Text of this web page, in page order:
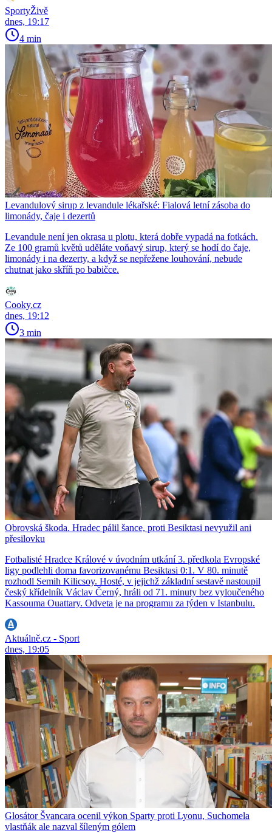
SportyŽivě
dnes, 19:17
4 min
Levandulový sirup z levandule lékařské: Fialová letní zásoba do
limonády, čaje i dezertů
Levandule není jen okrasa u plotu, která dobře vypadá na fotkách.
Ze 100 gramů květů uděláte voňavý sirup, který se hodí do čaje,
limonády i na dezerty, a když se nepřežene louhování, nebude
chutnat jako skříň po babičce.
Cooky.cz
dnes, 19:12
3 min
Obrovská škoda. Hradec pálil šance, proti Besiktasi nevyužil ani
přesilovku
Fotbalisté Hradce Králové v úvodním utkání 3. předkola Evropské
ligy podlehli doma favorizovanému Besiktasi 0:1. V 80. minutě
rozhodl Semih Kilicsoy. Hosté, v jejichž základní sestavě nastoupil
český křídelník Václav Černý, hráli od 71. minuty bez vyloučeného
Kassouma Ouattary. Odveta je na programu za týden v Istanbulu.
Aktuálně.cz - Sport
dnes, 19:05
Glosátor Švancara ocenil výkon Sparty proti Lyonu, Suchomela
vlastňák ale nazval šíleným gólem